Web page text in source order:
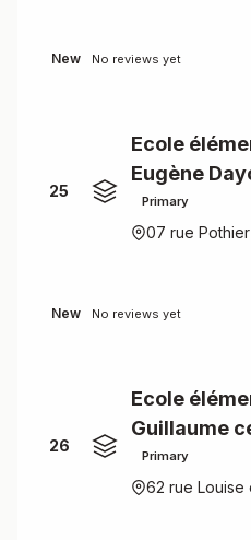
New No reviews yet
25
Ecole
Eugène
Primary
07 rue Pothier
New No reviews yet
26
Ecole
Guillaume
Primary
62 rue Louise